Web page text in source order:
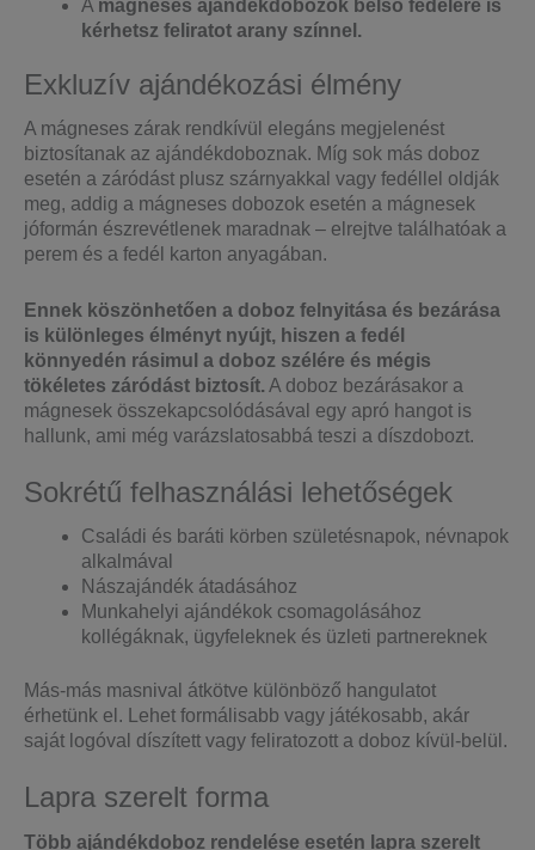
A mágneses ajándékdobozok belső fedelére is
kérhetsz feliratot arany színnel.
Exkluzív ajándékozási élmény
A mágneses zárak rendkívül elegáns megjelenést
biztosítanak az ajándékdoboznak. Míg sok más doboz
esetén a záródást plusz szárnyakkal vagy fedéllel oldják
meg, addig a mágneses dobozok esetén a mágnesek
jóformán észrevétlenek maradnak – elrejtve találhatóak a
perem és a fedél karton anyagában.
Ennek köszönhetően a doboz felnyitása és bezárása
is különleges élményt nyújt, hiszen a fedél
könnyedén rásimul a doboz szélére és mégis
tökéletes záródást biztosít. A doboz bezárásakor a
mágnesek összekapcsolódásával egy apró hangot is
hallunk, ami még varázslatosabbá teszi a díszdobozt.
Sokrétű felhasználási lehetőségek
Családi és baráti körben születésnapok, névnapok
alkalmával
Nászajándék átadásához
Munkahelyi ajándékok csomagolásához
kollégáknak, ügyfeleknek és üzleti partnereknek
Más-más masnival átkötve különböző hangulatot
érhetünk el. Lehet formálisabb vagy játékosabb, akár
saját logóval díszített vagy feliratozott a doboz kívül-belül.
Lapra szerelt forma
Több ajándékdoboz rendelése esetén lapra szerelt